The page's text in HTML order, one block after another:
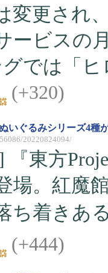
変更され
ービスの
では「
(+320)
いぐるみシリーズ4種
20220824094/
『東方
場。紅魔
ち着きあ
(+444)